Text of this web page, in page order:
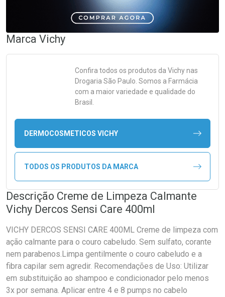
Marca Vichy
Confira todos os produtos da Vichynas
Drogaria São Paulo. Somos a Farmácia
com a maior variedade e qualidade do
Brasil.
DERMOCOSMETICOS VICHY
TODOS OS PRODUTOS DA MARCA
Descrição Creme de Limpeza Calmante
Vichy Dercos Sensi Care 400ml
VICHY DERCOS SENSI CARE 400ML Creme de limpeza com
ação calmante para o couro cabeludo. Sem sulfato, corante
nem parabenos.Limpa gentilmente o couro cabeludo e a
fibra capilar sem agredir. Recomendações de Uso: Utilizar
em substituição ao shampoo e condicionador pelo menos
3x por semana. Aplicar entre 4 e 8 pumps no cabelo